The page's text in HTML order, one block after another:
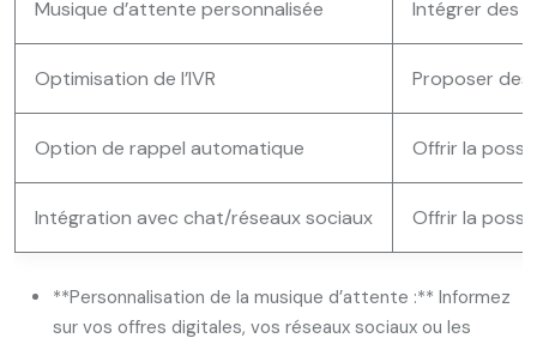
Musique d’attente personnalisée Intégrer des
Optimisation de l’IVR Proposer des
Option de rappel automatique Offrir la
Intégration avec chat/réseaux sociaux Offrir la
**Personnalisation de la musique d’attente :** Informez
sur vos offres digitales, vos réseaux sociaux ou les